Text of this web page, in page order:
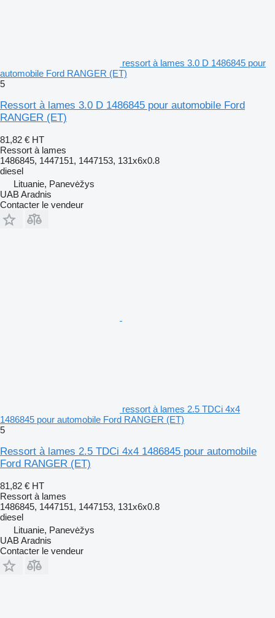
ressort à lames 3.0 D 1486845 pour
automobile Ford RANGER (ET)
5
Ressort à lames 3.0 D 1486845 pour automobile Ford
RANGER (ET)
81,82 € HT
Ressort à lames
1486845, 1447151, 1447153, 131x6x0.8
diesel
Lituanie, Panevėžys
UAB Aradnis
Contacter le vendeur
ressort à lames 2.5 TDCi 4x4
1486845 pour automobile Ford RANGER (ET)
5
Ressort à lames 2.5 TDCi 4x4 1486845 pour automobile
Ford RANGER (ET)
81,82 € HT
Ressort à lames
1486845, 1447151, 1447153, 131x6x0.8
diesel
Lituanie, Panevėžys
UAB Aradnis
Contacter le vendeur